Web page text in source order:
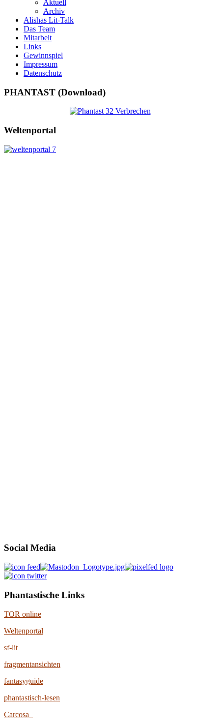
Aktuell
Archiv
Alishas Lit-Talk
Das Team
Mitarbeit
Links
Gewinnspiel
Impressum
Datenschutz
PHANTAST (Download)
Weltenportal
Social Media
Phantastische Links
TOR online
Weltenportal
sf-lit
fragmentansichten
fantasyguide
phantastisch-lesen
Carcosa